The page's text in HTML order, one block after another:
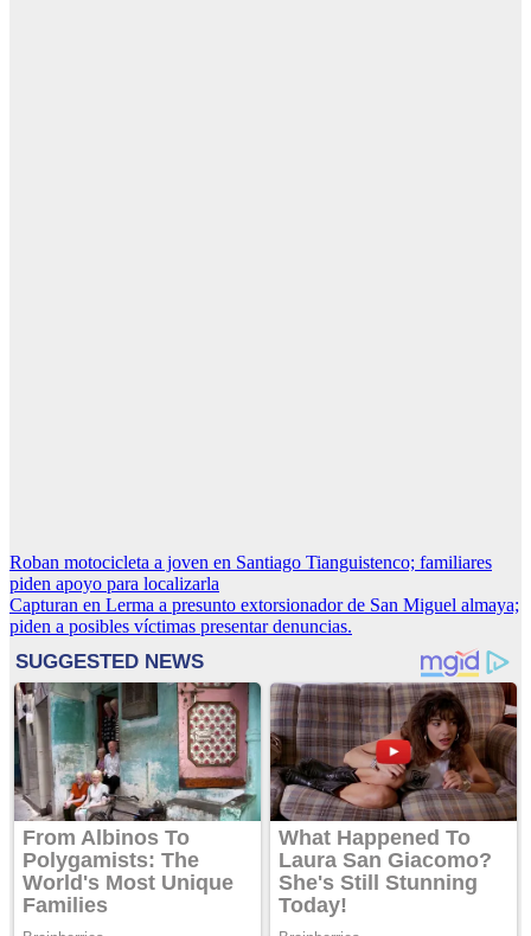
Navegación
de
entradas
Roban motocicleta a joven en Santiago Tianguistenco; familiares
piden apoyo para localizarla
Capturan en Lerma a presunto extorsionador de San Miguel almaya;
piden a posibles víctimas presentar denuncias.